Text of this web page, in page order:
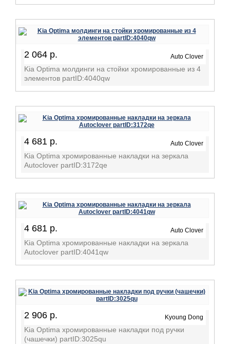
2 064 р. Auto Clover
Kia Optima молдинги на стойки хромированные из 4
элементов partID:4040qw
4 681 р. Auto Clover
Kia Optima хромированные накладки на зеркала
Autoclover partID:3172qe
4 681 р. Auto Clover
Kia Optima хромированные накладки на зеркала
Autoclover partID:4041qw
2 906 р. Kyoung Dong
Kia Optima хромированные накладки под ручки
(чашечки) partID:3025qu